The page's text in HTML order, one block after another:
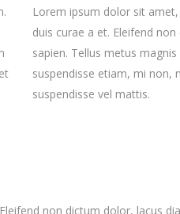
Lorem ipsum dolor sit
duis curae a et. Eleifend
sapien. Tellus metus
suspendisse etiam, mi non,
suspendisse vel mattis.
non dictum dolor, lacus